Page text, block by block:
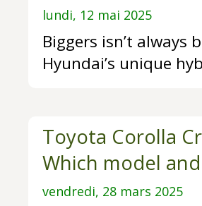
lundi, 12 mai 2025
Biggers isn’t always
Hyundai’s unique
Toyota Corolla
Which model
vendredi, 28 mars 2025